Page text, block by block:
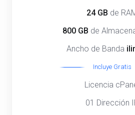
24 GB de
800 GB de
Ancho de Banda
Incluye Gratis
Licencia
01 Dirección